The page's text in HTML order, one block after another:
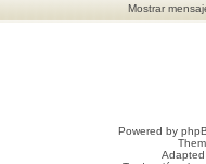
Mostrar
Powered by